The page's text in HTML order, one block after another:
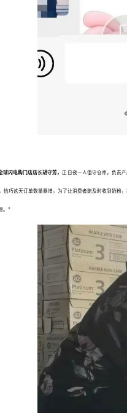
球闪电购门店店长胡守芳， 正日夜一人值守仓库，负责
恰巧这天订单数量暴增，为了让消费者能及时收到奶
。”